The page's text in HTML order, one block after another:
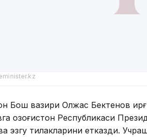
Бош вазири Олжас Бектенов
Қозоғистон Республикаси
эзгу тилакларини етказди.